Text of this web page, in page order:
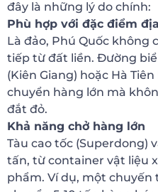
đây là những lý do chính:
Phù hợp với đặc điểm
Là đảo, Phú Quốc không
tiếp từ đất liền. Đường
(Kiên Giang) hoặc Hà
chuyển hàng lớn mà
đắt đỏ.
Khả năng chở hàng lớn
Tàu cao tốc (Superdong)
tấn, từ container vật liệu
phẩm. Ví dụ, một chuyến